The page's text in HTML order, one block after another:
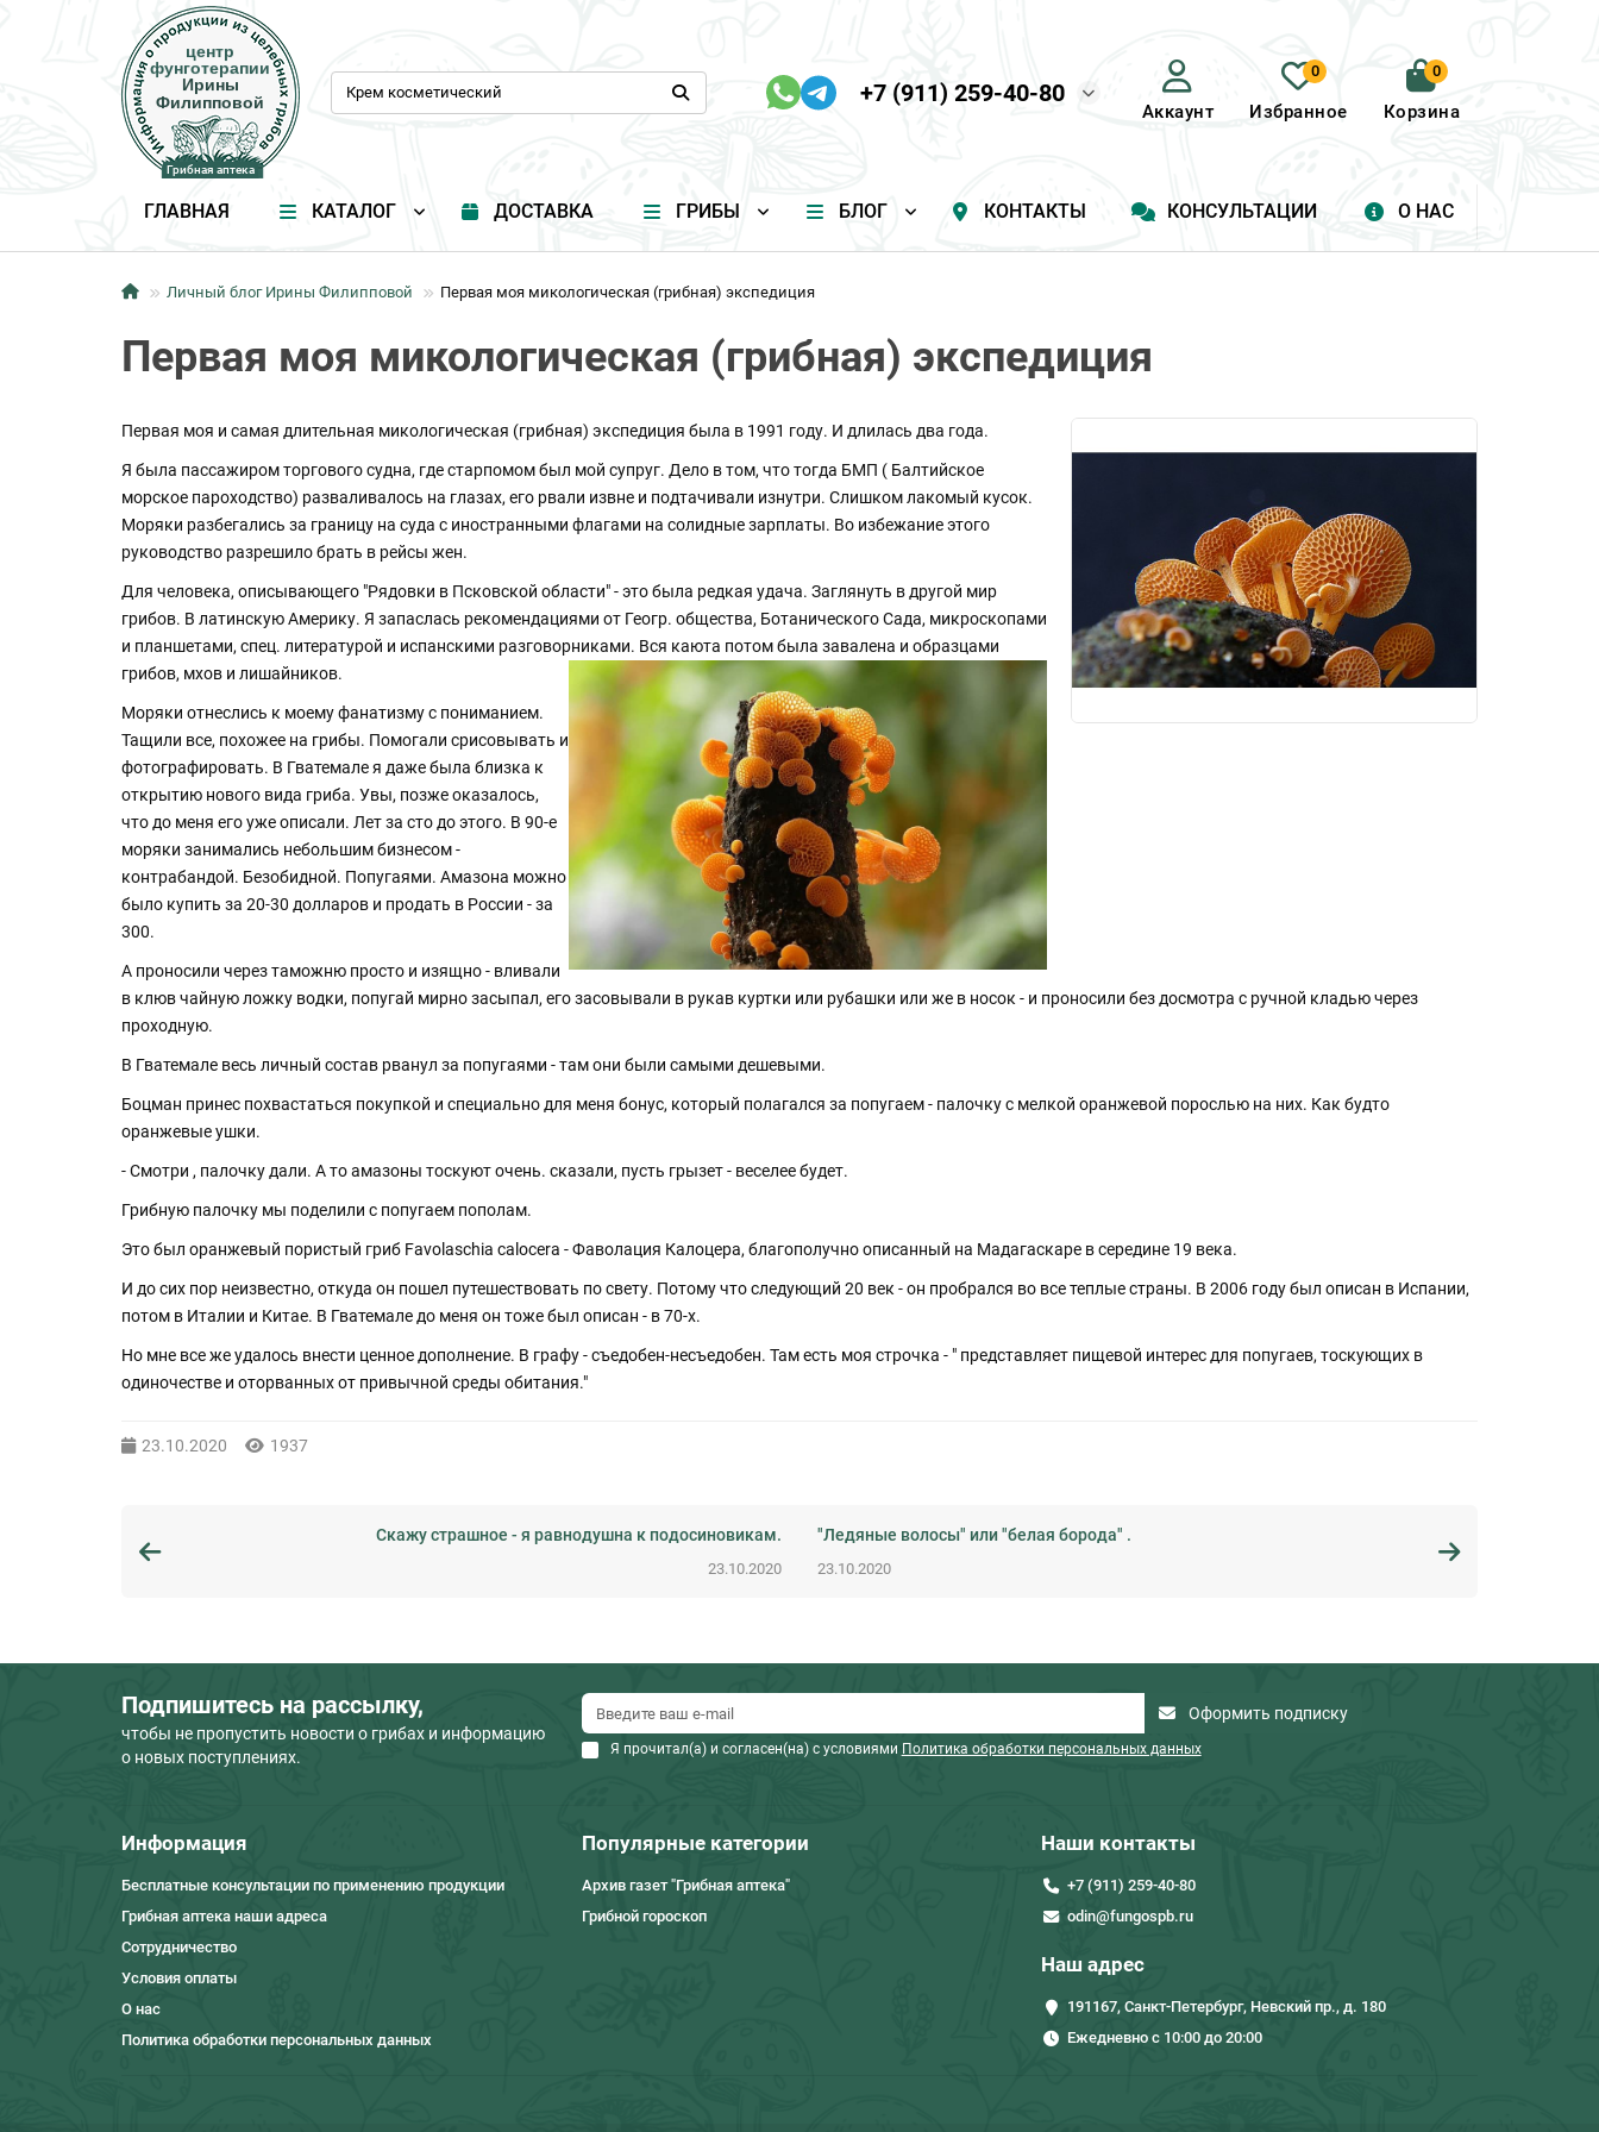
центр
фунготерапии
Ирины
Филипповой
Грибная аптека
центр
фунготерапии
Ирины
Филипповой
Грибная аптека
+7 (911) 259-40-80
Аккаунт
0
Избранное
0
Корзина
ГЛАВНАЯ КАТАЛОГ ДОСТАВКА ГРИБЫ БЛОГ КОНТАКТЫ КОНСУЛЬТАЦИИ О НАС
Личный блог Ирины Филипповой Первая моя микологическая (грибная) экспедиция
Первая моя микологическая (грибная) экспедиция
Первая моя и самая длительная микологическая (грибная) экспедиция была в 1991 году. И длилась два года.
Я была пассажиром торгового судна, где старпомом был мой супруг. Дело в том, что тогда БМП ( Балтийское
морское пароходство) разваливалось на глазах, его рвали извне и подтачивали изнутри. Слишком лакомый кусок.
Моряки разбегались за границу на суда с иностранными флагами на солидные зарплаты. Во избежание этого
руководство разрешило брать в рейсы жен.
Для человека, описывающего "Рядовки в Псковской области" - это была редкая удача. Заглянуть в другой мир
грибов. В латинскую Америку. Я запаслась рекомендациями от Геогр. общества, Ботанического Сада, микроскопами
и планшетами, спец. литературой и испанскими разговорниками. Вся каюта потом была завалена и образцами
грибов, мхов и лишайников.
Моряки отнеслись к моему фанатизму с пониманием.
Тащили все, похожее на грибы. Помогали срисовывать и
фотографировать. В Гватемале я даже была близка к
открытию нового вида гриба. Увы, позже оказалось,
что до меня его уже описали. Лет за сто до этого. В 90-е
моряки занимались небольшим бизнесом -
контрабандой. Безобидной. Попугаями. Амазона можно
было купить за 20-30 долларов и продать в России - за
300.
А проносили через таможню просто и изящно - вливали
в клюв чайную ложку водки, попугай мирно засыпал, его засовывали в рукав куртки или рубашки или же в носок - и проносили без досмотра с ручной кладью через
проходную.
В Гватемале весь личный состав рванул за попугаями - там они были самыми дешевыми.
Боцман принес похвастаться покупкой и специально для меня бонус, который полагался за попугаем - палочку с мелкой оранжевой порослью на них. Как будто
оранжевые ушки.
- Смотри , палочку дали. А то амазоны тоскуют очень. сказали, пусть грызет - веселее будет.
Грибную палочку мы поделили с попугаем пополам.
Это был оранжевый пористый гриб Favolaschia calocera - Фаволация Калоцера, благополучно описанный на Мадагаскаре в середине 19 века.
И до сих пор неизвестно, откуда он пошел путешествовать по свету. Потому что следующий 20 век - он пробрался во все теплые страны. В 2006 году был описан в Испании,
потом в Италии и Китае. В Гватемале до меня он тоже был описан - в 70-х.
Но мне все же удалось внести ценное дополнение. В графу - съедобен-несъедобен. Там есть моя строчка - " представляет пищевой интерес для попугаев, тоскующих в
одиночестве и оторванных от привычной среды обитания."
23.10.2020 1937
Скажу страшное - я равнодушна к подосиновикам.
23.10.2020
"Ледяные волосы" или "белая борода" .
23.10.2020
Подпишитесь на рассылку,
чтобы не пропустить новости о грибах и информацию
о новых поступлениях.
Оформить подписку
Я прочитал(а) и согласен(на) с условиями Политика обработки персональных данных
Информация
Бесплатные консультации по применению продукции
Грибная аптека наши адреса
Сотрудничество
Условия оплаты
О нас
Политика обработки персональных данных
Популярные категории
Архив газет "Грибная аптека"
Грибной гороскоп
Наши контакты
+7 (911) 259-40-80
odin@fungospb.ru
Наш адрес
191167, Санкт-Петербург, Невский пр., д. 180
Ежедневно с 10:00 до 20:00